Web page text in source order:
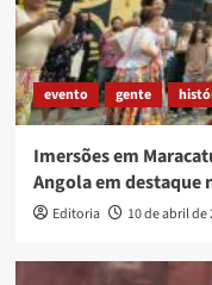
evento gente
Imersões em
Angola em destaque
Editoria 10 de abril de